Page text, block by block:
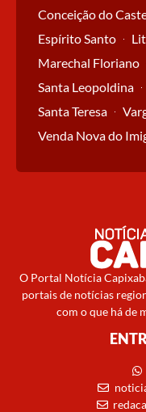
Conceição do
Espírito Santo
Marechal Floriano
Santa Leopoldina
Santa Teresa
Venda Nova do
O Portal Notícia
portais de notícias
com o que há de